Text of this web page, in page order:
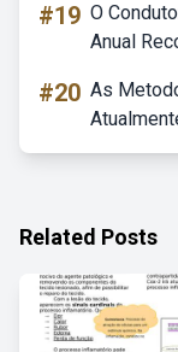
#19 O
Anual
#20 As
Related Posts